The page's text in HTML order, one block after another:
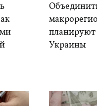
планируют
Украины